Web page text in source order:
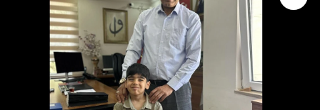
Eğitim
Ekonomi
Güncel